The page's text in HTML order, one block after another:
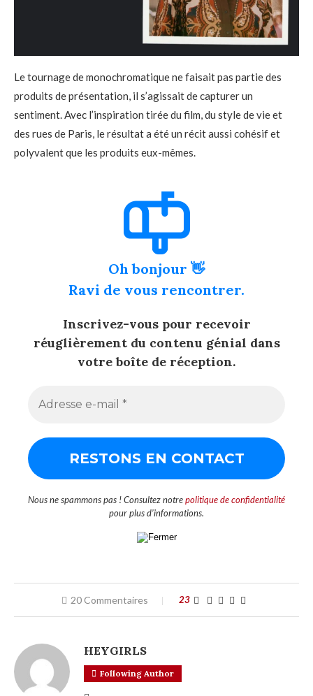
Le tournage de monochromatique ne faisait pas partie des
produits de présentation, il s’agissait de capturer un
sentiment. Avec l’inspiration tirée du film, du style de vie et
des rues de Paris, le résultat a été un récit aussi cohésif et
polyvalent que les produits eux-mêmes.
Oh bonjour 👋
Ravi de vous rencontrer.
Inscrivez-vous pour recevoir
réuglièrement du contenu génial dans
votre boîte de réception.
Nous ne spammons pas ! Consultez notrepolitique de confidentialité
pour plus d’informations.
20 Commentaires 23
HEYGIRLS
Following Author